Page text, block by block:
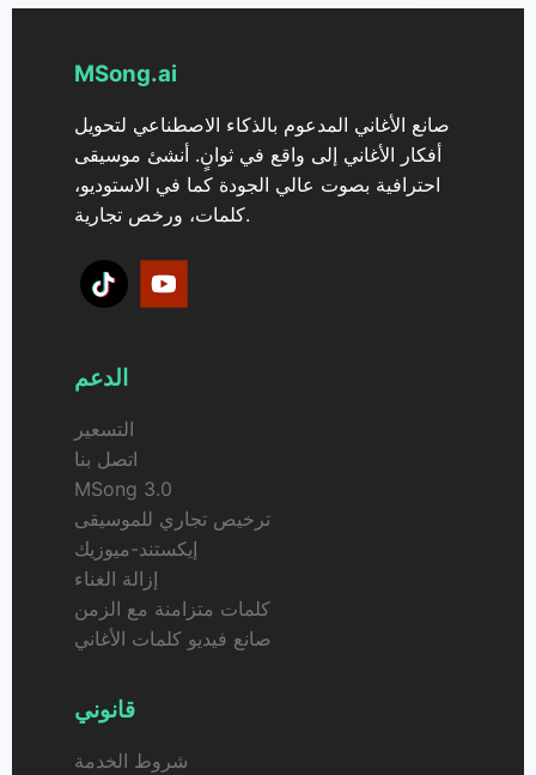
استخدام الموسيقى.
MSong.ai
صانع الأغاني المدعوم بالذكاء الاصطناعي لتحويل
أفكار الأغاني إلى واقع في ثوانٍ. أنشئ موسيقى
احترافية بصوت عالي الجودة كما في الاستوديو،
كلمات، ورخص تجارية.
الدعم
التسعير
اتصل بنا
MSong 3.0
ترخيص تجاري للموسيقى
إيكستند-ميوزيك
إزالة الغناء
كلمات متزامنة مع الزمن
صانع فيديو كلمات الأغاني
قانوني
شروط الخدمة